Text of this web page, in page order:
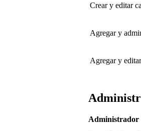
Crear y editar
Agregar y
Agregar y
Administrador